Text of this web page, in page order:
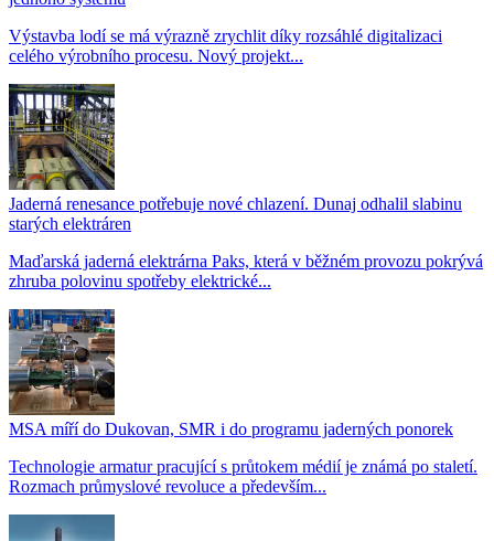
Výstavba lodí se má výrazně zrychlit díky rozsáhlé digitalizaci
celého výrobního procesu. Nový projekt...
Jaderná renesance potřebuje nové chlazení. Dunaj odhalil slabinu
starých elektráren
Maďarská jaderná elektrárna Paks, která v běžném provozu pokrývá
zhruba polovinu spotřeby elektrické...
MSA míří do Dukovan, SMR i do programu jaderných ponorek
Technologie armatur pracující s průtokem médií je známá po staletí.
Rozmach průmyslové revoluce a především...